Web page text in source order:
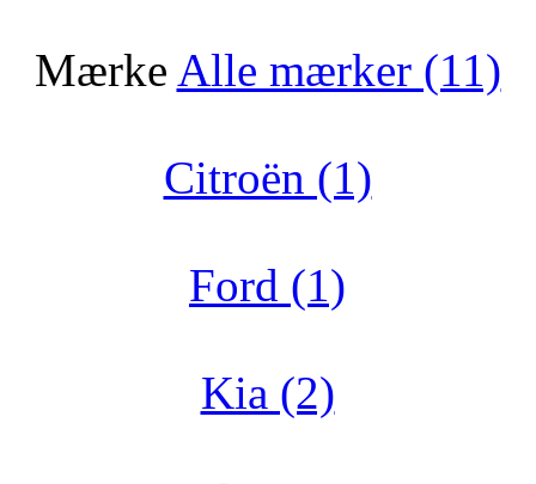
Mærke Alle mærker (11)
Citroën (1)
Ford (1)
Kia (2)